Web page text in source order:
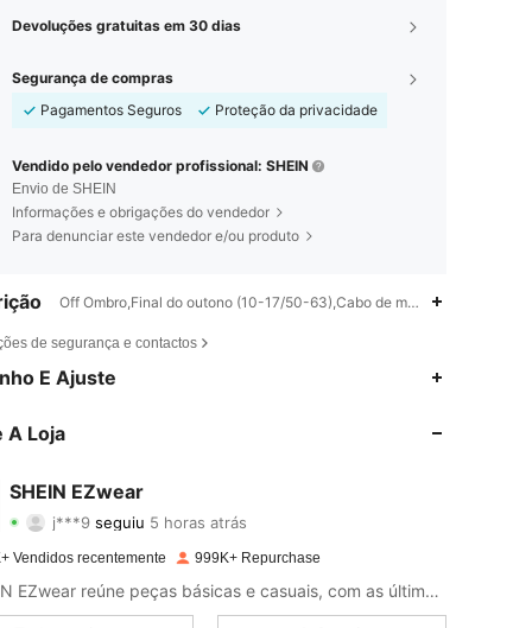
Devoluções gratuitas em 30 dias
Segurança de compras
Pagamentos Seguros
Proteção da privacidade
Vendido pelo vendedor profissional: SHEIN
Envio de SHEIN
Informações e obrigações do vendedor
Para denunciar este vendedor e/ou produto
Off Ombro,Final do outono (10-17/50-63),Cabo de malha,Malhado
de segurança e contactos
E Ajuste
A Loja
SHEIN EZwear
j***9seguiu
v***n está a navegar
4,85 19K 1.9M
Vendidos recentemente 999K+ Repurchase
A SHEIN EZwear reúne peças básicas e casuais, com as últimas tendências de moda.